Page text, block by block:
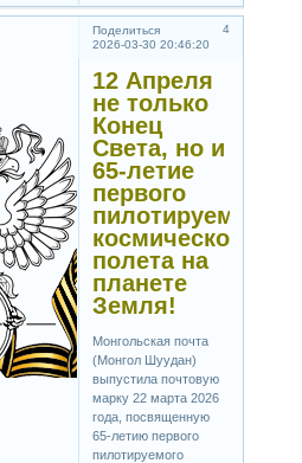
Поделиться
4
2026-03-30 20:46:20
12 Апреля
не только
Конец
Света, но и
65-летие
первого
пилотируемого
космического
полета на
планете
Земля!
Монгольская почта
(Монгол Шуудан)
выпустила почтовую
марку 22 марта 2026
года, посвященную
65-летию первого
пилотируемого